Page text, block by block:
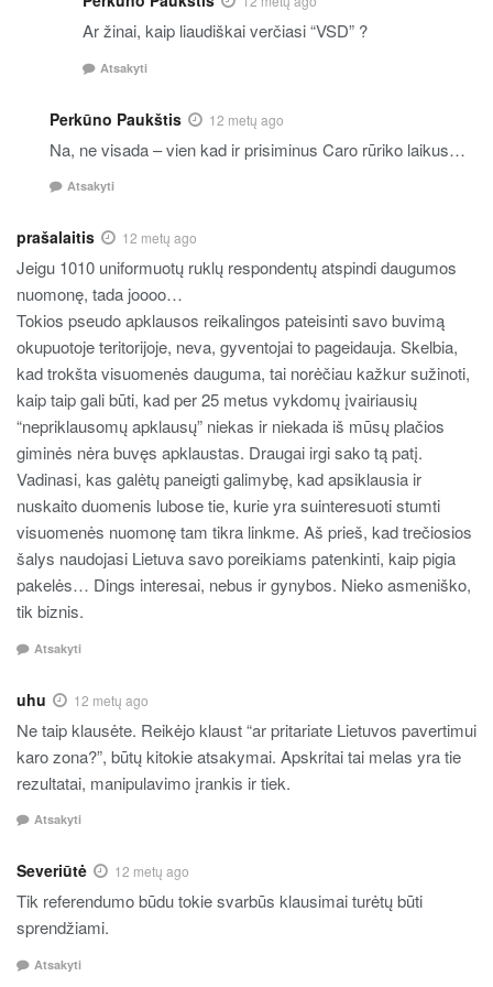
Ar žinai, kaip liaudiškai verčiasi “VSD” ?
Atsakyti
Perkūno Paukštis 12 metų ago
Na, ne visada – vien kad ir prisiminus Caro rūriko laikus…
Atsakyti
prašalaitis 12 metų ago
Jeigu 1010 uniformuotų ruklų respondentų atspindi daugumos
nuomonę, tada joooo…
Tokios pseudo apklausos reikalingos pateisinti savo buvimą
okupuotoje teritorijoje, neva, gyventojai to pageidauja. Skelbia,
kad trokšta visuomenės dauguma, tai norėčiau kažkur sužinoti,
kaip taip gali būti, kad per 25 metus vykdomų įvairiausių
“nepriklausomų apklausų” niekas ir niekada iš mūsų plačios
giminės nėra buvęs apklaustas. Draugai irgi sako tą patį.
Vadinasi, kas galėtų paneigti galimybę, kad apsiklausia ir
nuskaito duomenis lubose tie, kurie yra suinteresuoti stumti
visuomenės nuomonę tam tikra linkme. Aš prieš, kad trečiosios
šalys naudojasi Lietuva savo poreikiams patenkinti, kaip pigia
pakelės… Dings interesai, nebus ir gynybos. Nieko asmeniško,
tik biznis.
Atsakyti
uhu 12 metų ago
Ne taip klausėte. Reikėjo klaust “ar pritariate Lietuvos pavertimui
karo zona?”, būtų kitokie atsakymai. Apskritai tai melas yra tie
rezultatai, manipulavimo įrankis ir tiek.
Atsakyti
Severiūtė 12 metų ago
Tik referendumo būdu tokie svarbūs klausimai turėtų būti
sprendžiami.
Atsakyti